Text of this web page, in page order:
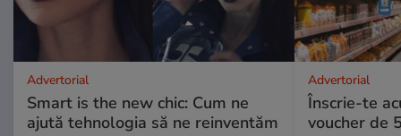
Advertorial
Smart is the new chic: Cum ne
ajută tehnologia să ne reinventăm
Advertorial
Înscrie-te
voucher de